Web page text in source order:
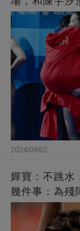
仍是未成年
2024/08/02
嬋寶：不跳水
幾件事：為殘